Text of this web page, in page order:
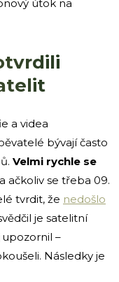
útok na
a videa
bývají často
Velmi rychle se
ačkoliv se třeba 09.
tvrdit, že nedošlo
je satelitní
–
Následky je